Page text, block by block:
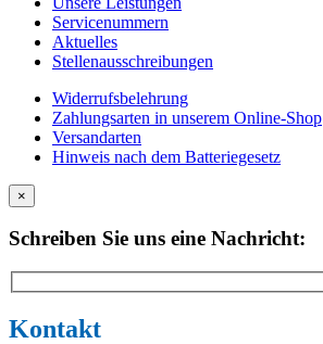
Servicenummern
Aktuelles
Stellenausschreibungen
Widerrufsbelehrung
Zahlungsarten in unserem Online-Shop
Versandarten
Hinweis nach dem Batteriegesetz
×
Schreiben Sie uns eine Nachricht:
Kontakt